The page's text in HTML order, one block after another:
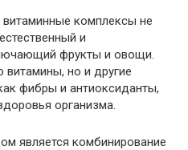
комплексы не
и
фрукты и овощи.
но и другие
фибры и антиоксиданты,
организма.
является комбинирование